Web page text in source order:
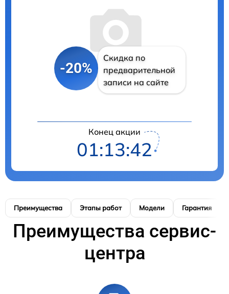
-20%
Скидка по
предварительной
записи на сайте
Конец акции
01:13:41
Преимущества Этапы работ Модели Гарантия
Преимущества сервис-
центра